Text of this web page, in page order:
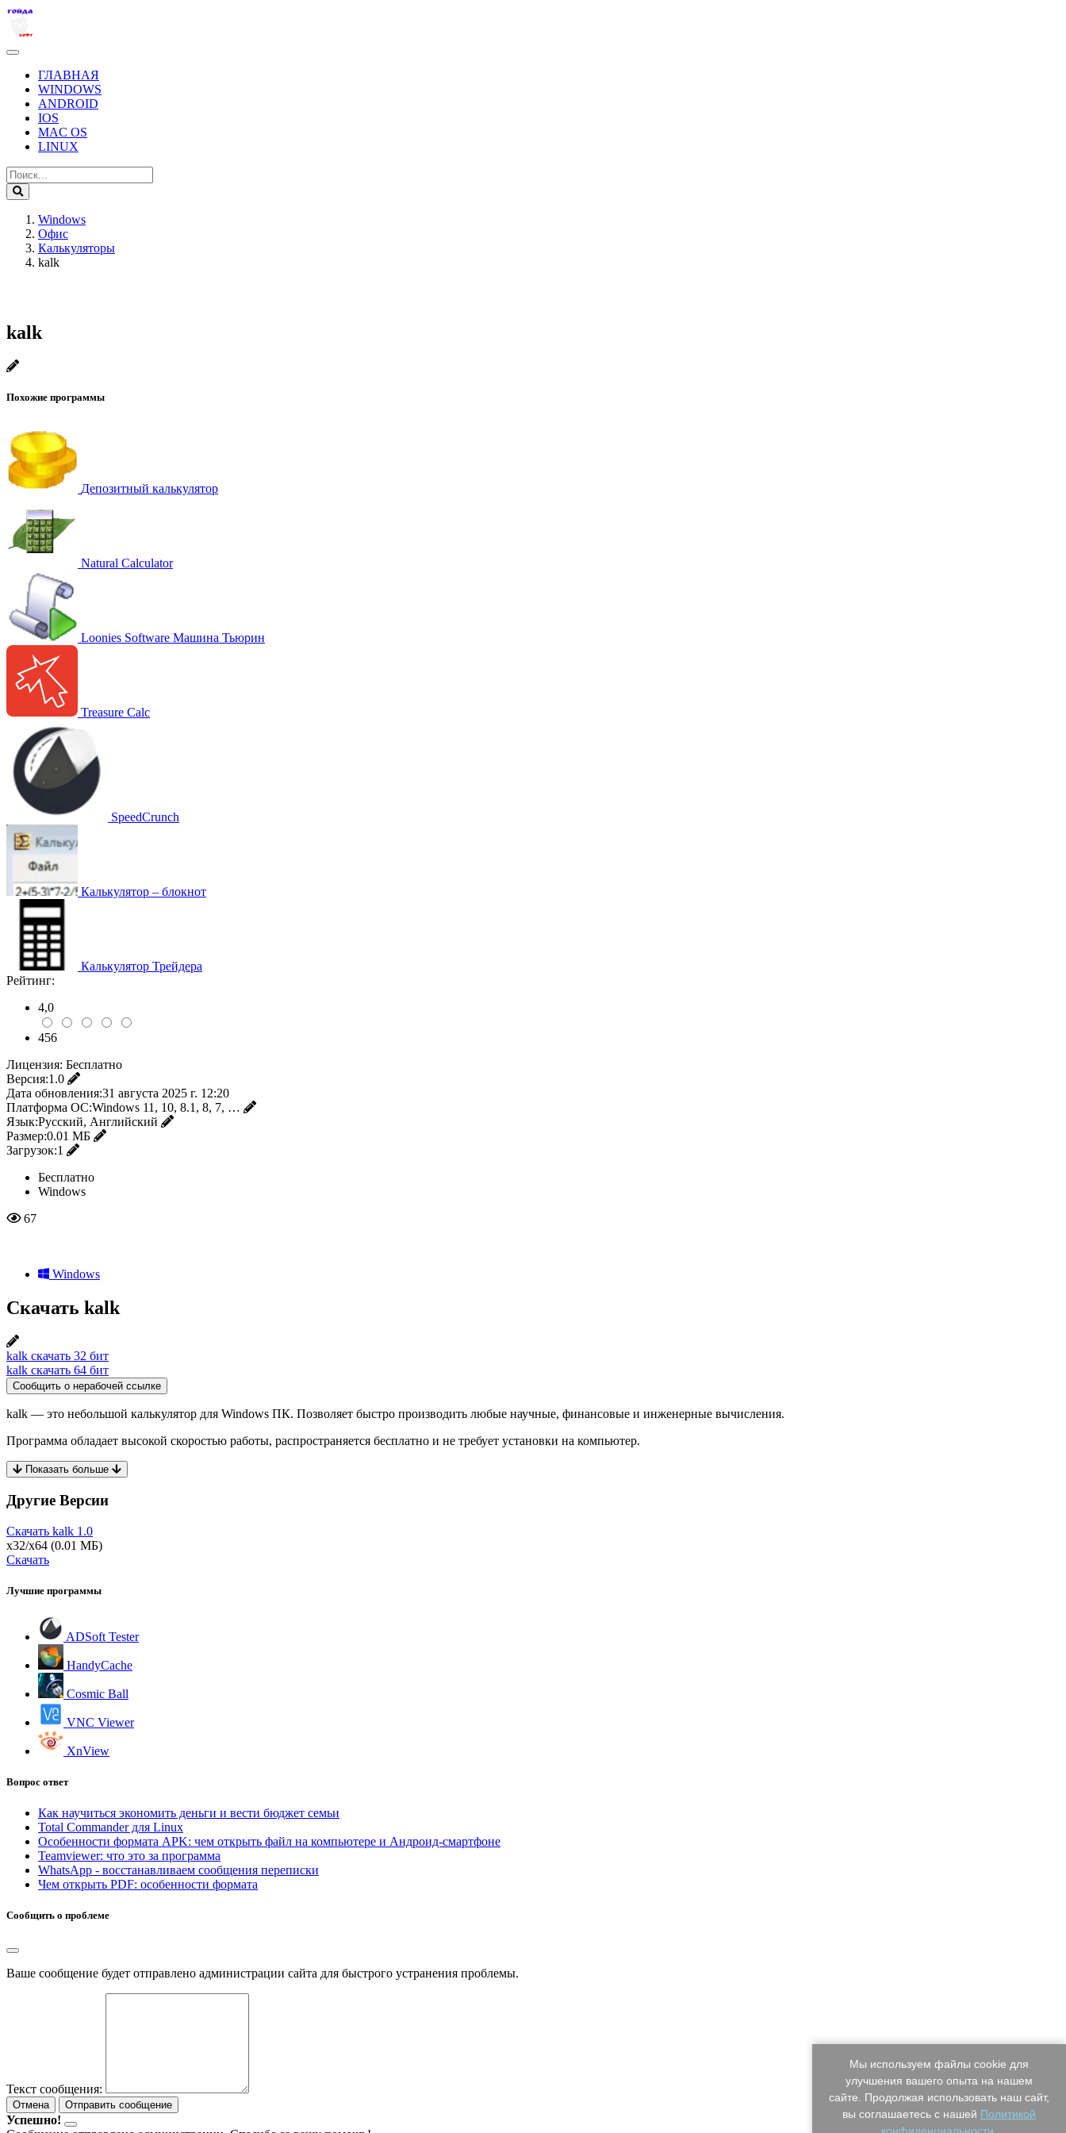
ГЛАВНАЯ
WINDOWS
ANDROID
IOS
MAC OS
LINUX
Windows
Офис
Калькуляторы
kalk
kalk
Похожие программы
Депозитный калькулятор
Natural Calculator
Loonies Software Машина Тьюрин
Treasure Calc
SpeedCrunch
Калькулятор – блокнот
Калькулятор Трейдера
Рейтинг:
4,0
456
Лицензия: Бесплатно
Версия:1.0
Дата обновления:31 августа 2025 г. 12:20
Платформа ОС:Windows 11, 10, 8.1, 8, 7, …
Язык:Русский, Английский
Размер:0.01 МБ
Загрузок:1
Бесплатно
Windows
67
Windows
Скачать kalk
kalk скачать 32 бит
kalk скачать 64 бит
Сообщить о нерабочей ссылке
kalk — это небольшой калькулятор для Windows ПК. Позволяет быстро производить любые научные, финансовые и инженерные вычисления.
Программа обладает высокой скоростью работы, распространяется бесплатно и не требует установки на компьютер.
Показать больше
Другие Версии
Скачать kalk 1.0
x32/x64 (0.01 МБ)
Скачать
Лучшие программы
ADSoft Tester
HandyCache
Cosmic Ball
VNC Viewer
XnView
Вопрос ответ
Как научиться экономить деньги и вести бюджет семьи
Total Commander для Linux
Особенности формата APK: чем открыть файл на компьютере и Андроид-смартфоне
Teamviewer: что это за программа
WhatsApp - восстанавливаем сообщения переписки
Чем открыть PDF: особенности формата
Сообщить о проблеме
Ваше сообщение будет отправлено администрации сайта для быстрого устранения проблемы.
Текст сообщения:
Отмена Отправить сообщение
Успешно!
Мы используем файлы cookie для
улучшения вашего опыта на нашем
сайте. Продолжая использовать наш сайт,
вы соглашаетесь с нашей Политикой